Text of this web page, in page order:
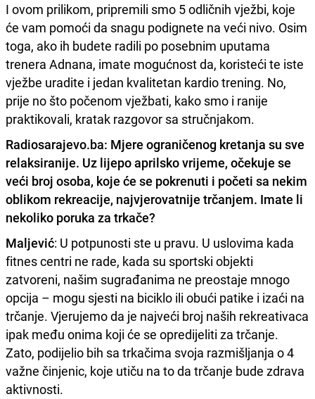
I ovom prilikom, pripremili smo 5 odličnih vježbi, koje
će vam pomoći da snagu podignete na veći nivo. Osim
toga, ako ih budete radili po posebnim uputama
trenera Adnana, imate mogućnost da, koristeći te iste
vježbe uradite i jedan kvalitetan kardio trening. No,
prije no što počenom vježbati, kako smo i ranije
praktikovali, kratak razgovor sa stručnjakom.
Radiosarajevo.ba: Mjere ograničenog kretanja su sve
relaksiranije. Uz lijepo aprilsko vrijeme, očekuje se
veći broj osoba, koje će se pokrenuti i početi sa nekim
oblikom rekreacije, najvjerovatnije trčanjem. Imate li
nekoliko poruka za trkače?
Maljević: U potpunosti ste u pravu. U uslovima kada
fitnes centri ne rade, kada su sportski objekti
zatvoreni, našim sugrađanima ne preostaje mnogo
opcija – mogu sjesti na biciklo ili obući patike i izaći na
trčanje. Vjerujemo da je najveći broj naših rekreativaca
ipak među onima koji će se opredijeliti za trčanje.
Zato, podijelio bih sa trkačima svoja razmišljanja o 4
važne činjenic, koje utiču na to da trčanje bude zdrava
aktivnosti.